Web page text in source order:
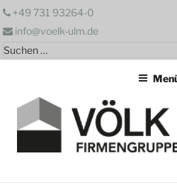
Zum
springen
+49 731 93264-0
info@voelk-ulm.de
Suchen
nach: